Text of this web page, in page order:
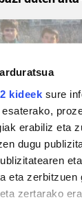
kideek sure
erabiliz eta
dugu
eta zerbitzuen
zertarako